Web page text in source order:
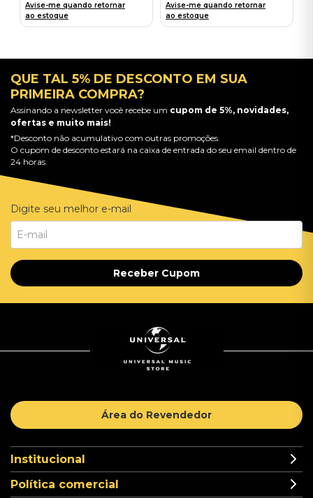
Avise-me quando retornar
ao estoque
Avise-me quando retornar
ao estoque
QUE TAL 5% DE DESCONTO EM SUA
PRIMEIRA COMPRA?
Assinando a newsletter você recebe um cupom de 5%, novidades,
ofertas e muito mais!
*Desconto não acumulativo com outras promoções.
O cupom de desconto estará na caixa de entrada do seu email dentro de
24 horas.
Digite seu melhor e-mail
Receber Cupom
Área do Revendedor
Institucional
Política comercial